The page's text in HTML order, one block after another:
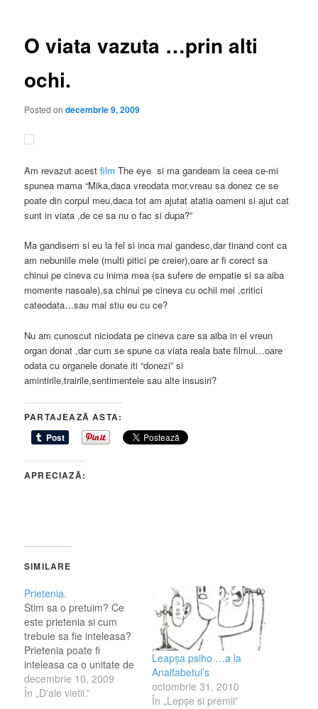
O viata vazuta …prin alti
ochi.
Posted ondecembrie 9, 2009
Am revazut acestfilm The eye si ma gandeam la ceea ce-mi
spunea mama “Mika,daca vreodata mor,vreau sa donez ce se
poate din corpul meu,daca tot am ajutat atatia oameni si ajut cat
sunt in viata ,de ce sa nu o fac si dupa?”
Ma gandisem si eu la fel si inca mai gandesc,dar tinand cont ca
am nebuniile mele (multi pitici pe creier),oare ar fi corect sa
chinui pe cineva cu inima mea (sa sufere de empatie si sa aiba
momente nasoale),sa chinui pe cineva cu ochii mei ,critici
cateodata…sau mai stiu eu cu ce?
Nu am cunoscut niciodata pe cineva care sa aiba in el vreun
organ donat ,dar cum se spune ca viata reala bate filmul…oare
odata cu organele donate iti “donezi” si
amintirile,trairile,sentimentele sau alte insusiri?
PARTAJEAZĂ ASTA:
APRECIAZĂ:
SIMILARE
Prietenia.
Stim sa o pretuim? Ce
este prietenia si cum
trebuie sa fie inteleasa?
Prietenia poate fi
inteleasa ca o unitate de
sentimente, simpatii, idei
comune sau mai putin
decembrie 10, 2009
În „D'ale vietii.”
Leapșa psiho …a la
Analfabetul’s
octombrie 31, 2010
În „Lepşe si premii”